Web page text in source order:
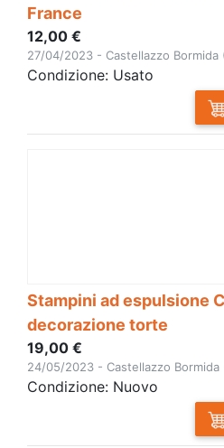
France
12,00 €
27/04/2023 - Castellazzo Bormida
Condizione: Usato
Stampini ad espulsione
decorazione torte
19,00 €
24/05/2023 - Castellazzo Bormida
Condizione: Nuovo